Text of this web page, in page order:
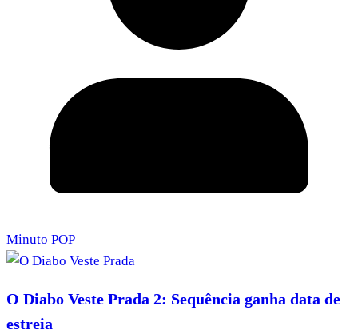
Minuto POP
O Diabo Veste Prada 2: Sequência ganha data de
estreia